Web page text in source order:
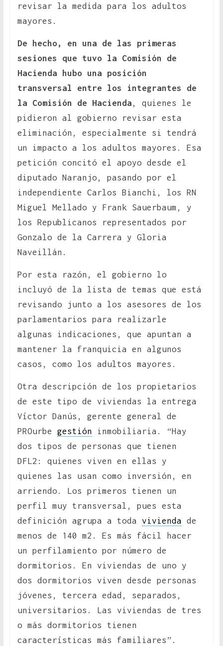
revisar la medida para los adultos
mayores.
De hecho, en una de las primeras
sesiones que tuvo la Comisión de
Hacienda hubo una posición
transversal entre los integrantes de
la Comisión de Hacienda , quienes le
pidieron al gobierno revisar esta
eliminación, especialmente si tendrá
un impacto a los adultos mayores. Esa
petición concitó el apoyo desde el
diputado Naranjo, pasando por el
independiente Carlos Bianchi, los RN
Miguel Mellado y Frank Sauerbaum, y
los Republicanos representados por
Gonzalo de la Carrera y Gloria
Naveillán.
Por esta razón, el gobierno lo
incluyó de la lista de temas que está
revisando junto a los asesores de los
parlamentarios para realizarle
algunas indicaciones, que apuntan a
mantener la franquicia en algunos
casos, como los adultos mayores.
Otra descripción de los propietarios
de este tipo de viviendas la entrega
Víctor Danús, gerente general de
PROurbe gestión inmobiliaria. “Hay
dos tipos de personas que tienen
DFL2: quienes viven en ellas y
quienes las usan como inversión, en
arriendo. Los primeros tienen un
perfil muy transversal, pues esta
definición agrupa a toda vivienda de
menos de 140 m2. Es más fácil hacer
un perfilamiento por número de
dormitorios. En viviendas de uno y
dos dormitorios viven desde personas
jóvenes, tercera edad, separados,
universitarios. Las viviendas de tres
o más dormitorios tienen
características más familiares”.